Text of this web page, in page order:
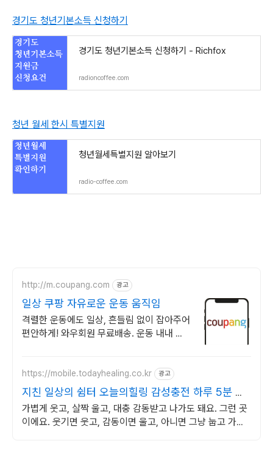
경기도 청년기본소득 신청하기
경기도 청년기본소득 신청하기 - Richfox
radioncoffee.com
청년 월세 한시 특별지원
청년월세특별지원 알아보기
radio-coffee.com
http://m.coupang.com 광고
일상 쿠팡 자유로운 운동 움직임
격렬한 운동에도 일상, 흔들림 없이 잡아주어
편안하게! 와우회원 무료배송. 운동 내내 산
https://mobile.todayhealing.co.kr 광고
지친 일상의 쉼터 오늘의힐링 감성충전 하루 5분 힐
링타임
가볍게 웃고, 살짝 울고, 대충 감동받고 나가도 돼요. 그런 곳
이에요. 웃기면 웃고, 감동이면 울고, 아니면 그냥 눕고 가세